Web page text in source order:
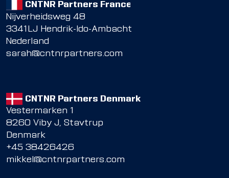
CNTNR Partners France
Nijverheidsweg 48
3341LJ Hendrik-Ido-Ambacht
Nederland
sarah@cntnrpartners.com
CNTNR Partners Denmark
Vestermarken 1
8260 Viby J, Stavtrup
Denmark
+45 38426426
mikkel@cntnrpartners.com